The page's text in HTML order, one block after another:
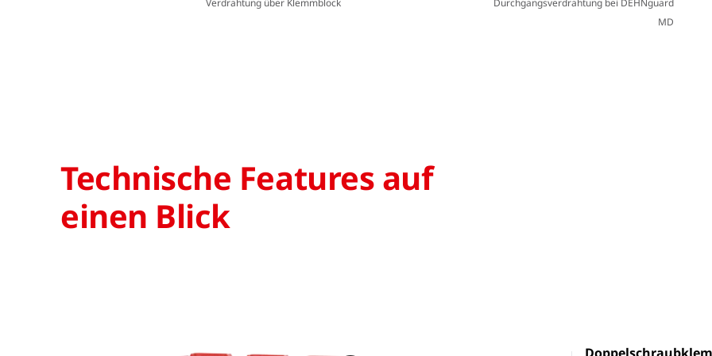
Verdrahtung über Klemmblock
Durchgangsverdrahtung bei DEHNguard
MD
Technische Features auf
einen Blick